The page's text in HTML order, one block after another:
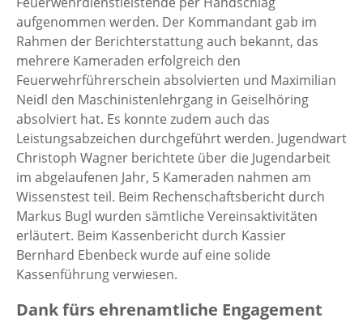
aufgenommen werden. Der Kommandant gab im
Rahmen der Berichterstattung auch bekannt, das
mehrere Kameraden erfolgreich den
Feuerwehrführerschein absolvierten und Maximilian
Neidl den Maschinistenlehrgang in Geiselhöring
absolviert hat. Es konnte zudem auch das
Leistungsabzeichen durchgeführt werden. Jugendwart
Christoph Wagner berichtete über die Jugendarbeit
im abgelaufenen Jahr, 5 Kameraden nahmen am
Wissenstest teil. Beim Rechenschaftsbericht durch
Markus Bugl wurden sämtliche Vereinsaktivitäten
erläutert. Beim Kassenbericht durch Kassier
Bernhard Ebenbeck wurde auf eine solide
Kassenführung verwiesen.
Dank fürs ehrenamtliche Engagement